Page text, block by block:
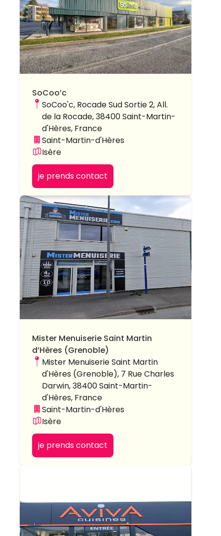
SoCoo’c
SoCoo'c, Rocade Sud Sortie 2, All.
de la Rocade, 38400 Saint-Martin-
d'Hères, France
Saint-Martin-d'Hères
Isère
je prends contact
Mister Menuiserie Saint Martin
d’Hères (Grenoble)
Mister Menuiserie Saint Martin
d'Hères (Grenoble), 7 Rue Charles
Darwin, 38400 Saint-Martin-
d'Hères, France
Saint-Martin-d'Hères
Isère
je prends contact